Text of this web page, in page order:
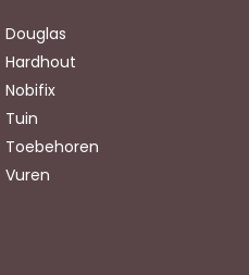
Douglas
Hardhout
Nobifix
Tuin
Toebehoren
Vuren